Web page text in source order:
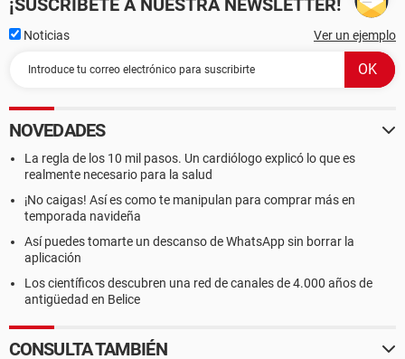
¡SUSCRÍBETE A NUESTRA NEWSLETTER!
Noticias Ver un ejemplo
NOVEDADES
La regla de los 10 mil pasos. Un cardiólogo explicó lo que es
realmente necesario para la salud
¡No caigas! Así es como te manipulan para comprar más en
temporada navideña
Así puedes tomarte un descanso de WhatsApp sin borrar la
aplicación
Los científicos descubren una red de canales de 4.000 años de
antigüedad en Belice
CONSULTA TAMBIÉN